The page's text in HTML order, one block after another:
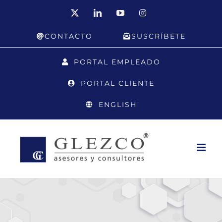
LinkedInYouTubeInstagram
CONTACTO SUSCRÍBETE
PORTAL EMPLEADO
PORTAL CLIENTE
ENGLISH